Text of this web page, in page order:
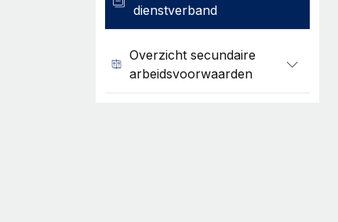
dienstverband
Overzicht secundaire
arbeidsvoorwaarden